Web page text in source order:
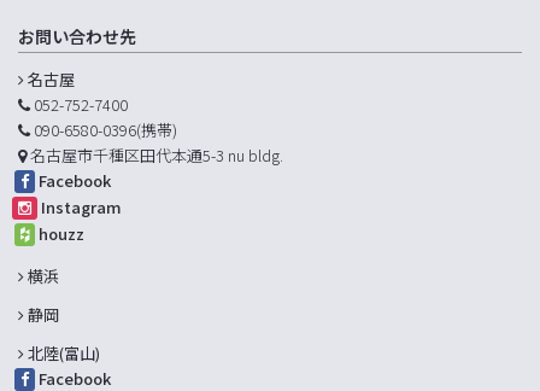
お問い合わせ先
名古屋
052-752-7400
090-6580-0396(携帯)
名古屋市千種区田代本通5-3 nu bldg.
Facebook
Instagram
houzz
横浜
静岡
北陸(富山)
Facebook